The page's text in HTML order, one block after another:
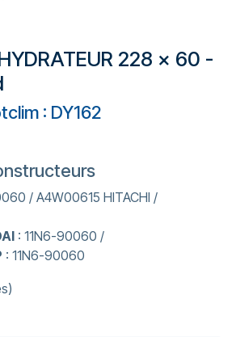
228 x 60 -
: DY162
/ A4W00615 HITACHI /
: 11N6-90060 /
: 11N6-90060